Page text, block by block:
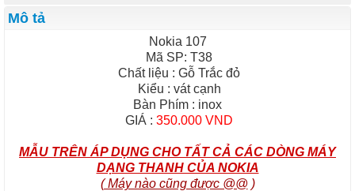
Mô tả
Nokia 107
Mã SP: T38
Chất liệu : Gỗ Trắc đỏ
Kiểu : vát cạnh
Bàn Phím : inox
GIÁ : 350.000 VND
MẪU TRÊN ÁP DỤNG CHO TẤT CẢ CÁC DÒNG MÁY
DẠNG THANH CỦA NOKIA
( Máy nào cũng được @@ )